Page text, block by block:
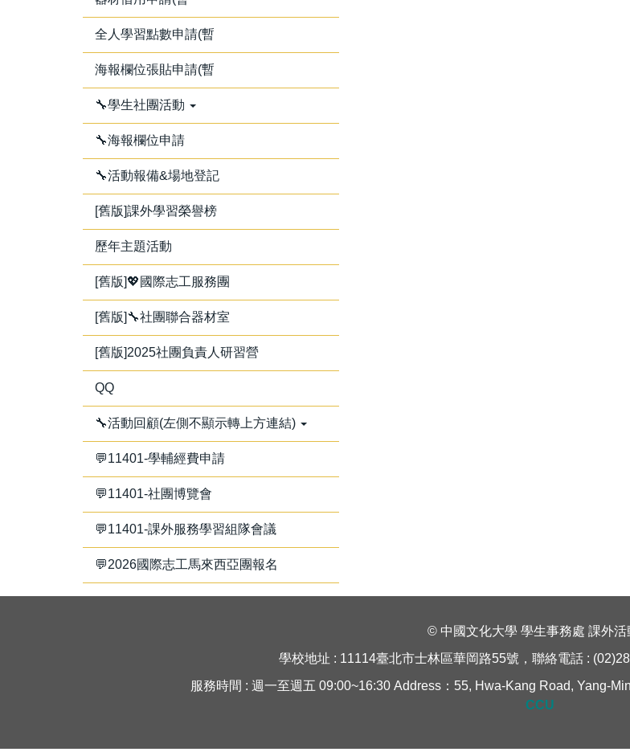
全人學習點數申請(暫
海報欄位張貼申請(暫
🔧學生社團活動
🔧海報欄位申請
🔧活動報備&場地登記
[舊版]課外學習榮譽榜
歷年主題活動
[舊版]💖國際志工服務團
[舊版]🔧社團聯合器材室
[舊版]2025社團負責人研習營
QQ
🔧活動回顧(左側不顯示轉上方連結)
💬11401-學輔經費申請
💬11401-社團博覽會
💬11401-課外服務學習組隊會議
💬2026國際志工馬來西亞團報名
© 中國文化大學 學生事務處 課外活
學校地址 : 11114臺北市士林區華岡路55號，聯絡電話 :
服務時間 : 週一至週五 09:00~16:30 Address：55, Hwa-Kang Road, Yang-
CCU